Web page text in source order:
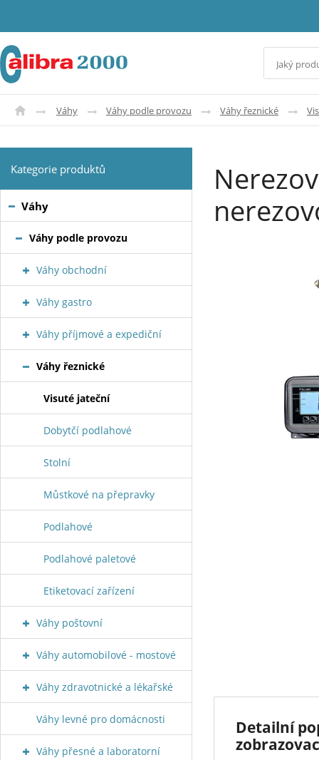
Váhy Váhy podle provozu Váhy řeznické
Detailní
Kategorie produktů
Váhy
Váhy podle provozu
Váhy obchodní
Váhy gastro
Váhy příjmové a expediční
Váhy řeznické
Visuté jateční
Dobytčí podlahové
Stolní
Můstkové na přepravky
Podlahové
Podlahové paletové
Etiketovací zařízení
Váhy poštovní
Váhy automobilové - mostové
Váhy zdravotnické a lékařské
Váhy levné pro domácnosti
Váhy přesné a laboratorní